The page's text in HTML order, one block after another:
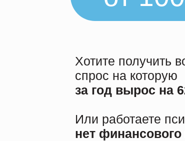
Хотите получить
спрос на которую
за год вырос на
Или работаете
нет финансового